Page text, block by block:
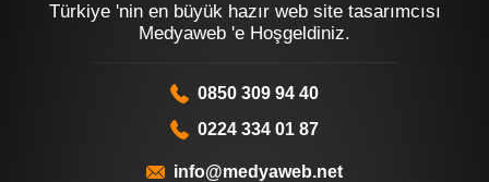
Türkiye 'nin en büyük hazır web site tasarımcısı
Medyaweb 'e Hoşgeldiniz.
0850 309 94 40
0224 334 01 87
info@medyaweb.net